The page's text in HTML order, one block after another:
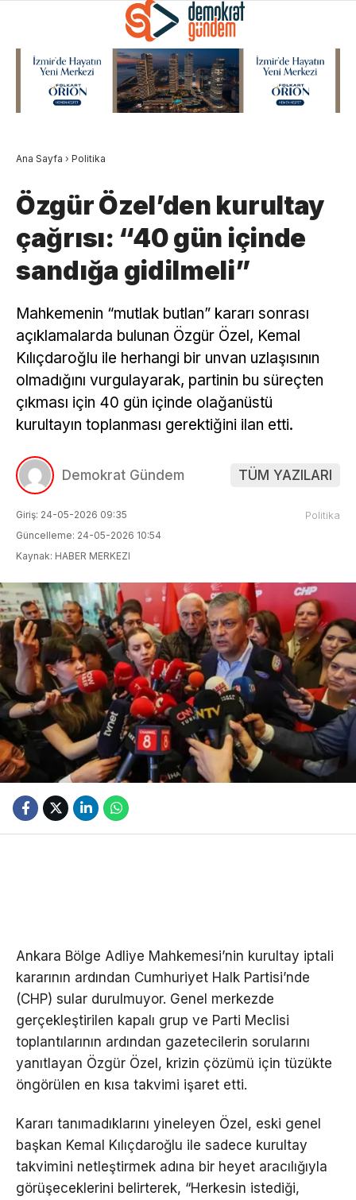
Ana Sayfa › Politika
Özgür Özel’den kurultay
çağrısı: “40 gün içinde
sandığa gidilmeli”
Mahkemenin “mutlak butlan” kararı sonrası
açıklamalarda bulunan Özgür Özel, Kemal
Kılıçdaroğlu ile herhangi bir unvan uzlaşısının
olmadığını vurgulayarak, partinin bu süreçten
çıkması için 40 gün içinde olağanüstü
kurultayın toplanması gerektiğini ilan etti.
Demokrat Gündem TÜM YAZILARI
Giriş: 24-05-2026 09:35
Güncelleme: 24-05-2026 10:54
Kaynak: HABER MERKEZI
Politika
Ankara Bölge Adliye Mahkemesi’nin kurultay iptali
kararının ardından Cumhuriyet Halk Partisi’nde
(CHP) sular durulmuyor. Genel merkezde
gerçekleştirilen kapalı grup ve Parti Meclisi
toplantılarının ardından gazetecilerin sorularını
yanıtlayan Özgür Özel, krizin çözümü için tüzükte
öngörülen en kısa takvimi işaret etti.
Kararı tanımadıklarını yineleyen Özel, eski genel
başkan Kemal Kılıçdaroğlu ile sadece kurultay
takvimini netleştirmek adına bir heyet aracılığıyla
görüşeceklerini belirterek, “Herkesin istediği,